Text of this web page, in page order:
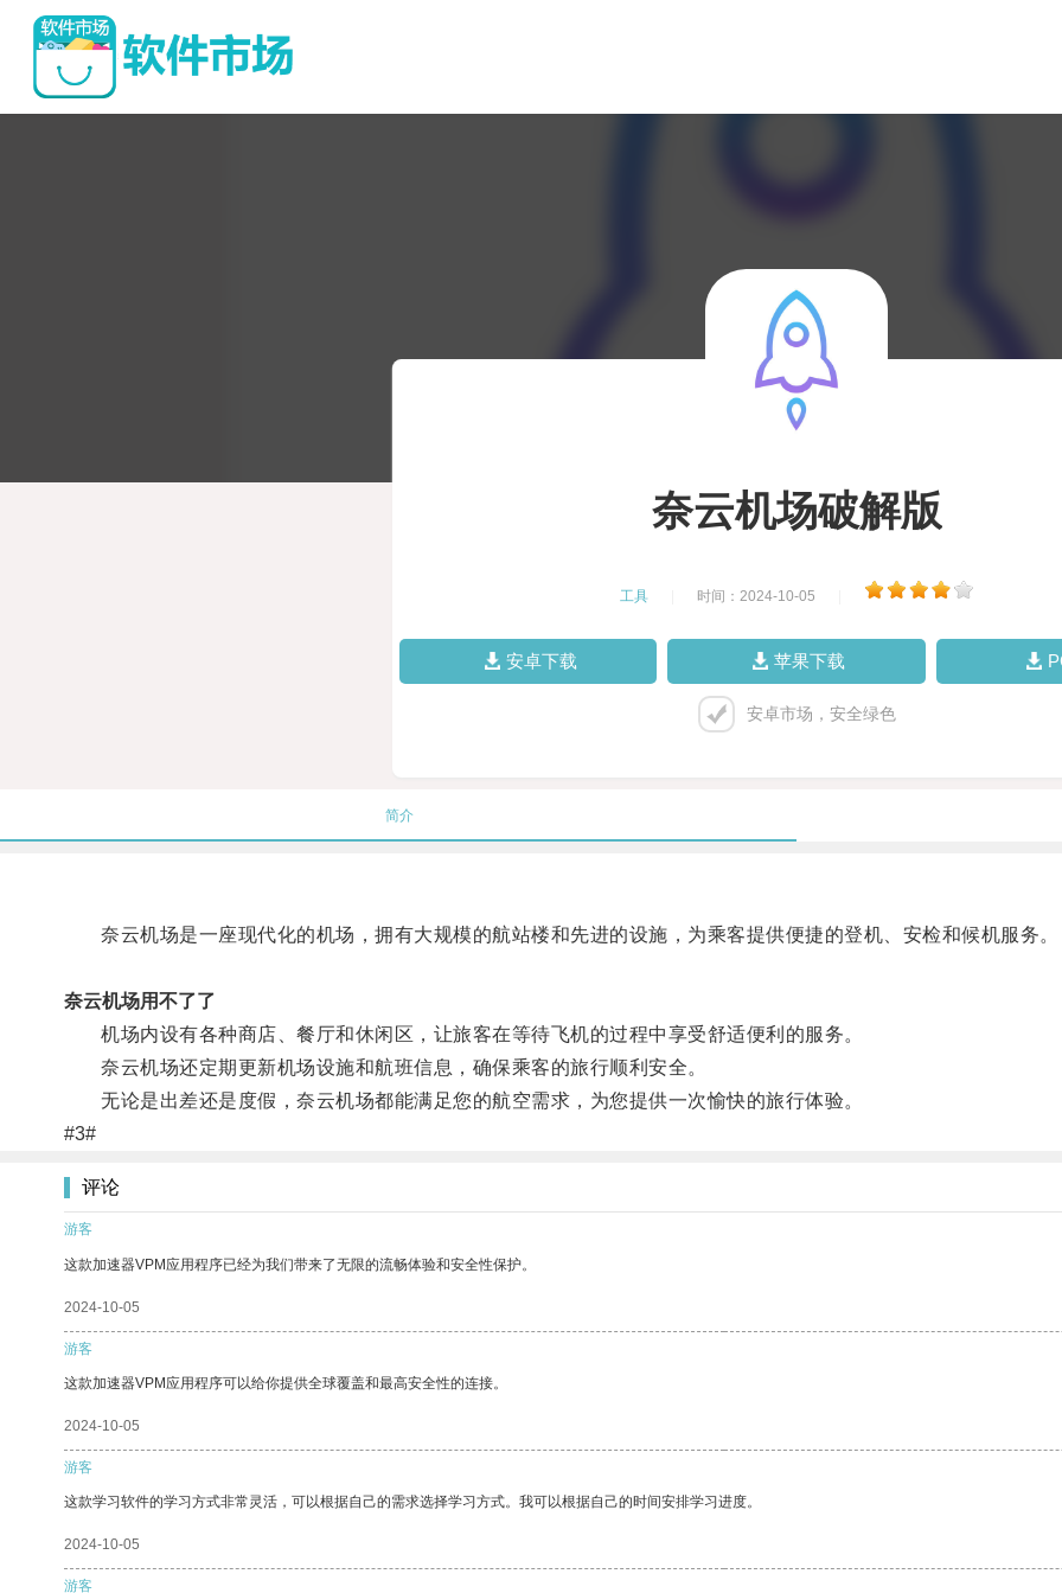
奈云机场破解版
工具 时间：2024-10-05
安卓下载 苹果下载
安卓市场，安全绿色
简介
奈云机场是一座现代化的机场，拥有大规模的航站楼和先进的设施，为乘客提供便捷的登机、安检和候机服务。
奈云机场用不了了
机场内设有各种商店、餐厅和休闲区，让旅客在等待飞机的过程中享受舒适便利的服务。
奈云机场还定期更新机场设施和航班信息，确保乘客的旅行顺利安全。
无论是出差还是度假，奈云机场都能满足您的航空需求，为您提供一次愉快的旅行体验。
#3#
评论
游客
这款加速器VPM应用程序已经为我们带来了无限的流畅体验和安全性保护。
2024-10-05
游客
这款加速器VPM应用程序可以给你提供全球覆盖和最高安全性的连接。
2024-10-05
游客
这款学习软件的学习方式非常灵活，可以根据自己的需求选择学习方式。我可以根据自己的时间安排学习进度。
2024-10-05
游客